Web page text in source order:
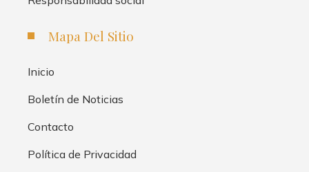
Mapa Del Sitio
Inicio
Boletín de Noticias
Contacto
Política de Privacidad